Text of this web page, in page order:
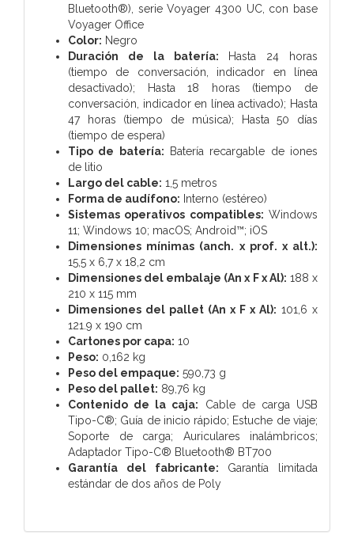
Bluetooth®), serie Voyager 4300 UC, con base
Voyager Office
Color: Negro
Duración de la batería: Hasta 24 horas
(tiempo de conversación, indicador en línea
desactivado); Hasta 18 horas (tiempo de
conversación, indicador en línea activado); Hasta
47 horas (tiempo de música); Hasta 50 días
(tiempo de espera)
Tipo de batería: Batería recargable de iones
de litio
Largo del cable: 1,5 metros
Forma de audífono: Interno (estéreo)
Sistemas operativos compatibles: Windows
11; Windows 10; macOS; Android™; iOS
Dimensiones mínimas (anch. x prof. x alt.):
15,5 x 6,7 x 18,2 cm
Dimensiones del embalaje (An x F x Al): 188 x
210 x 115 mm
Dimensiones del pallet (An x F x Al): 101,6 x
121.9 x 190 cm
Cartones por capa: 10
Peso: 0,162 kg
Peso del empaque: 590,73 g
Peso del pallet: 89,76 kg
Contenido de la caja: Cable de carga USB
Tipo-C®; Guía de inicio rápido; Estuche de viaje;
Soporte de carga; Auriculares inalámbricos;
Adaptador Tipo-C® Bluetooth® BT700
Garantía del fabricante: Garantía limitada
estándar de dos años de Poly